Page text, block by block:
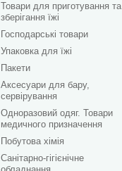
Товари для приготування та
зберігання їжі
Господарські товари
Упаковка для їжі
Пакети
Аксесуари для бару,
сервірування
Одноразовий одяг. Товари
медичного призначення
Побутова хімія
Санітарно-гігієнічне